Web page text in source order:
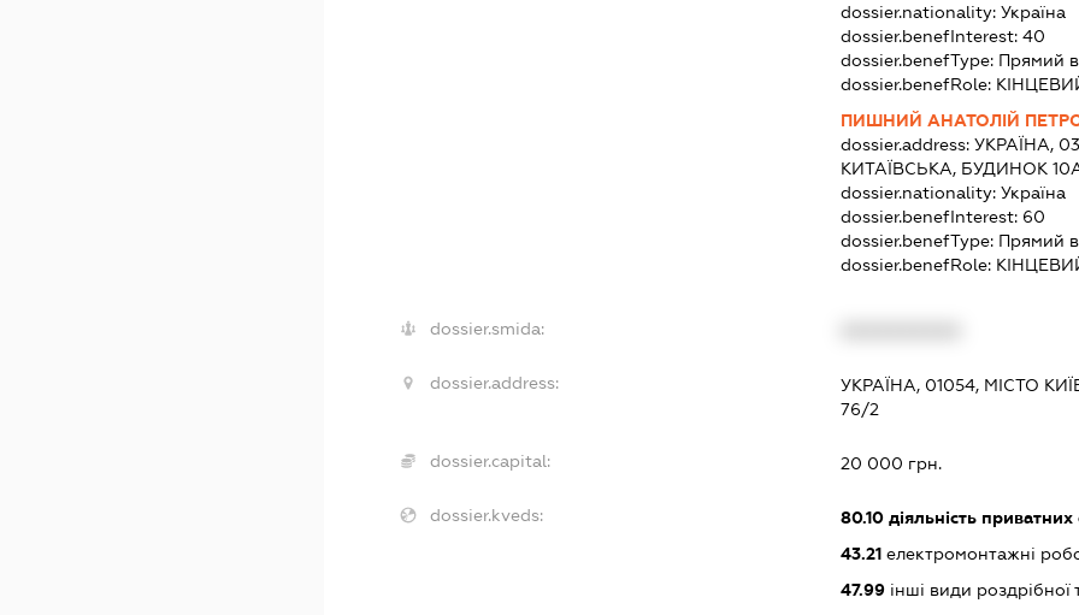
dossier.nationality:Україна
dossier.benefInterest:40
dossier.benefType: Прямий
dossier.benefRole:
ПИШНИЙ АНАТОЛІЙ
dossier.address:УКРАЇНА,
КИТАЇВСЬКА, БУДИНОК
dossier.nationality:Україна
dossier.benefInterest: 60
dossier.benefType: Прямий
dossier.benefRole:
dossier.smida:
dossier.address:
УКРАЇНА, 01054, МІСТО
76/2
dossier.capital: 20 000 грн.
dossier.kveds: 80.10 діяльність
43.21 електромонтажні
47.99 інші види роздрібної